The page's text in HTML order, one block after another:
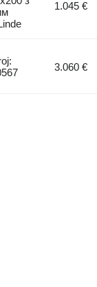
1.045 €
3.060 €